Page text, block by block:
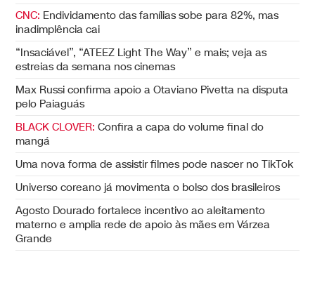
CNC: Endividamento das famílias sobe para 82%, mas
inadimplência cai
“Insaciável”, “ATEEZ Light The Way” e mais; veja as
estreias da semana nos cinemas
Max Russi confirma apoio a Otaviano Pivetta na disputa
pelo Paiaguás
BLACK CLOVER: Confira a capa do volume final do
mangá
Uma nova forma de assistir filmes pode nascer no TikTok
Universo coreano já movimenta o bolso dos brasileiros
Agosto Dourado fortalece incentivo ao aleitamento
materno e amplia rede de apoio às mães em Várzea
Grande